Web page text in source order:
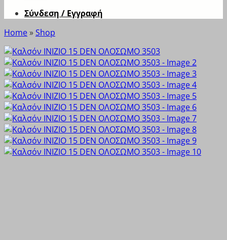
Σύνδεση / Εγγραφή
Home »Shop